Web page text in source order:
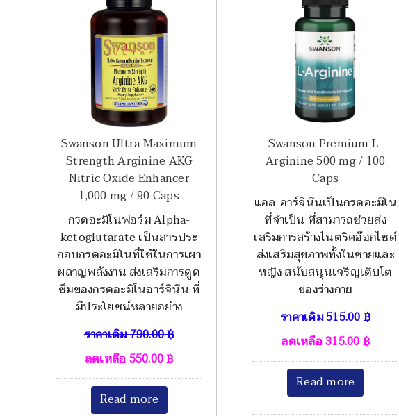
Swanson Ultra Maximum
Strength Arginine AKG
Nitric Oxide Enhancer
1,000 mg / 90 Caps
กรดอะมิโนฟอร์ม Alpha-
ketoglutarate เป็นสารประ
กอบกรดอะมิโนที่ใช้ในการเผา
ผลาญพลังงาน ส่งเสริมการดูด
ซึมของกรดอะมิโนอาร์จินีน ที่
มีประโยชน์หลายอย่าง
ราคาเดิม790.00฿
ลดเหลือ550.00฿
Read more
Swanson Premium L-
Arginine 500 mg / 100
Caps
แอล-อาร์จินีนเป็นกรดอะมิโน
ที่จำเป็น ที่สามารถช่วยส่ง
เสริมการสร้างไนตริคอ๊อกไซด์
ส่งเสริมสุขภาพทั้งในชายและ
หญิง สนับสนุนเจริญเติบโต
ของร่างกาย
ราคาเดิม515.00฿
ลดเหลือ315.00฿
Read more